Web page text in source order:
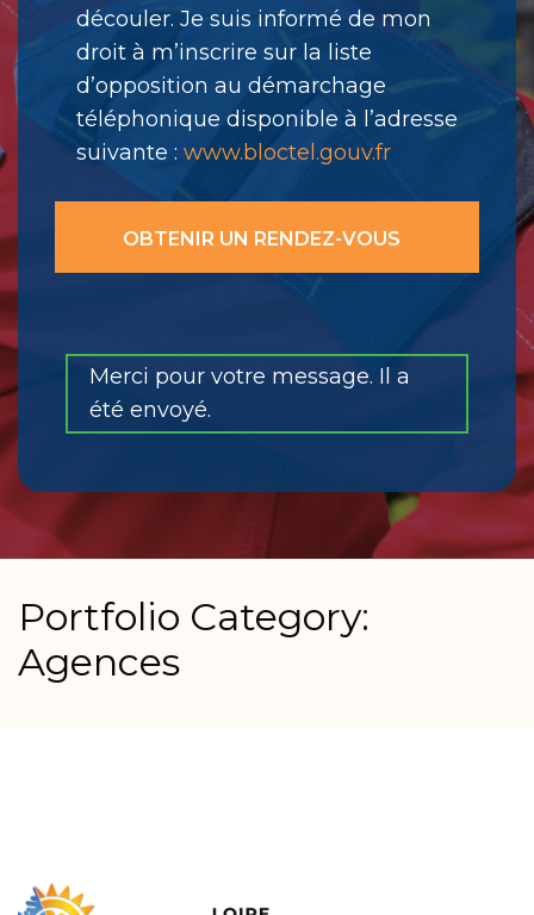
découler. Je suis informé de mon
droit à m’inscrire sur la liste
d’opposition au démarchage
téléphonique disponible à l’adresse
suivante : www.bloctel.gouv.fr
Merci pour votre message. Il a
été envoyé.
Portfolio Category:
Agences